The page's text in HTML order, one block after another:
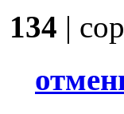
134 |